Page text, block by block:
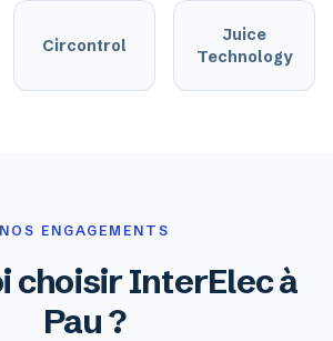
Circontrol
Juice
Technology
NOS ENGAGEMENTS
choisir InterElec à
Pau ?